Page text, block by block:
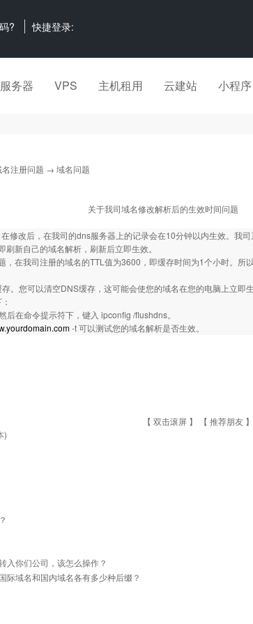
? 快捷登录:
务器 VPS 主机租用 云建站 小程序
名注册问题 → 域名问题
关于我司域名修改解析后的生效时间问题
修改后，在我司的dns服务器上的记录会在10分钟以内生效。我
刷新自己的域名解析，刷新后立即生效。
，在我司注册的域名的TTL值为3600，即缓存时间为1个小时。所
。您可以清空DNS缓存，这可能会使您的域名在您的电脑上立即生
后在命令提示符下，键入 ipconfig /flushdns。
-t 可以测试您的域名解析是否生效。
【 双击滚屏 】 【 推荐朋友
)
入你们公司，该怎么操作？
际域名和国内域名各有多少种后缀？